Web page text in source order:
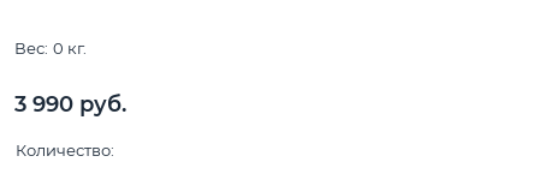
Вес: 0 кг.
3 990 руб.
Количество: